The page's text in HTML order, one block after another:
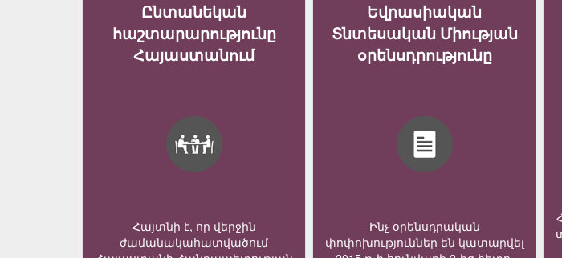
Ընտանեկան
հաշտարարությունը
Հայաստանում
Հայտնի է, որ վերջին
ժամանակահատվածում
Եվրասիական
Տնտեսական Միության
օրենսդրությունը
Ինչ օրենսդրական
փոփոխություններ են կատարվել